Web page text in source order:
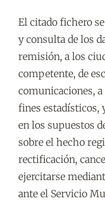
El citado fichero
y consulta de los
remisión, a los
competente, de
comunicaciones,
fines estadísticos,
en los supuestos
sobre el hecho
rectificación,
ejercitarse
ante el Servicio